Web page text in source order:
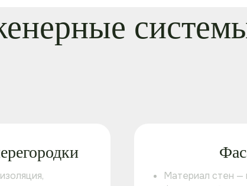
Материал стен —